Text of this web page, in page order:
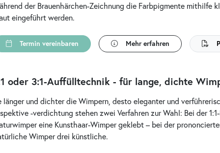
der Brauenhärchen-Zeichnung die Farbpigmente mithilfe
eingeführt werden.
Termin vereinbaren Mehr erfahren
oder 3:1-Auffülltechnik - für lange, dichte
länger und dichter die Wimpern, desto eleganter und
-verdichtung stehen zwei Verfahren zur Wahl: Bei der
eine Kunsthaar-Wimper geklebt – bei der
Wimper drei künstliche.